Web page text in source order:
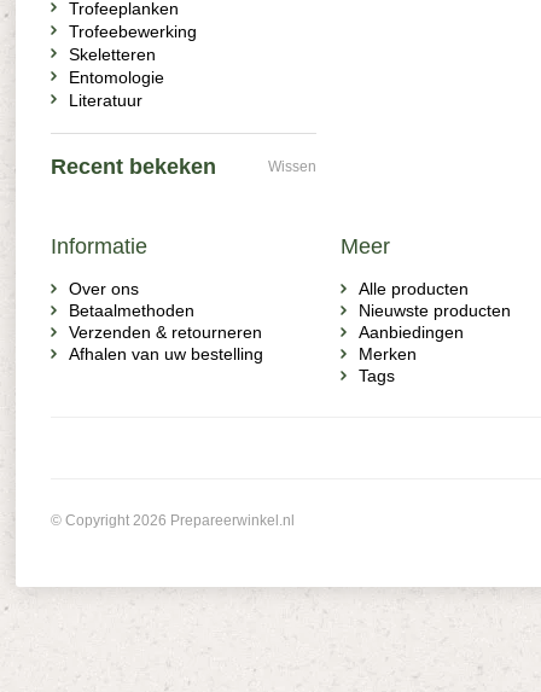
Trofeeplanken
Trofeebewerking
Skeletteren
Entomologie
Literatuur
Recent bekeken Wissen
Informatie
Over ons
Betaalmethoden
Verzenden & retourneren
Afhalen van uw bestelling
Meer
Alle producten
Nieuwste producten
Aanbiedingen
Merken
Tags
© Copyright 2026 Prepareerwinkel.nl